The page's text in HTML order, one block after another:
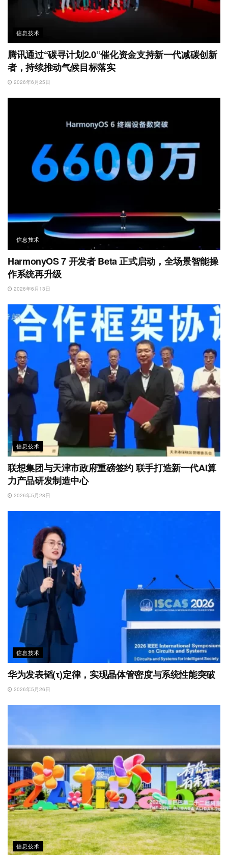
信息技术
腾讯通过“碳寻计划2.0”催化资金支持新一代减碳创新
者，持续推动气候目标落实
2026年6月25日
信息技术
HarmonyOS 7 开发者 Beta 正式启动，全场景智能操
作系统再升级
2026年6月13日
信息技术
联想集团与天津市政府重磅签约 联手打造新一代AI算
力产品研发制造中心
2026年5月28日
信息技术
华为发表韬(τ)定律，实现晶体管密度与系统性能突破
2026年5月26日
信息技术